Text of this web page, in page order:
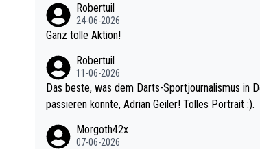
e mal 40+ erst recht. Da gewinnst keinen Blumentopf - ist ja n
och krasser wie ein Pokalspiel eines Kreisligisten vs einem Bu
Robertuil
24-06-2026
Ganz tolle Aktion!
Robertuil
11-06-2026
Das beste, was dem Darts-Sportjournalismus in
passieren konnte, Adrian Geiler! Tolles Portrait :).
Morgoth42x
07-06-2026